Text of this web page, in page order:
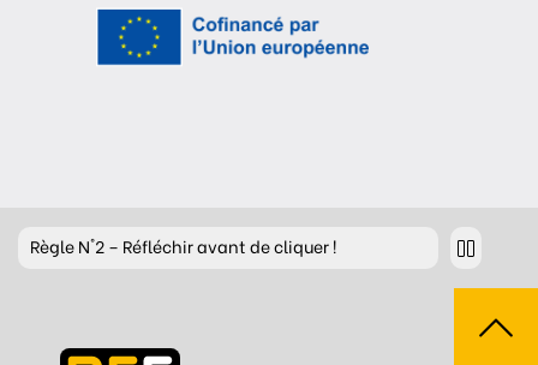
RègleN°2 – Réfléchir avant de cliquer !